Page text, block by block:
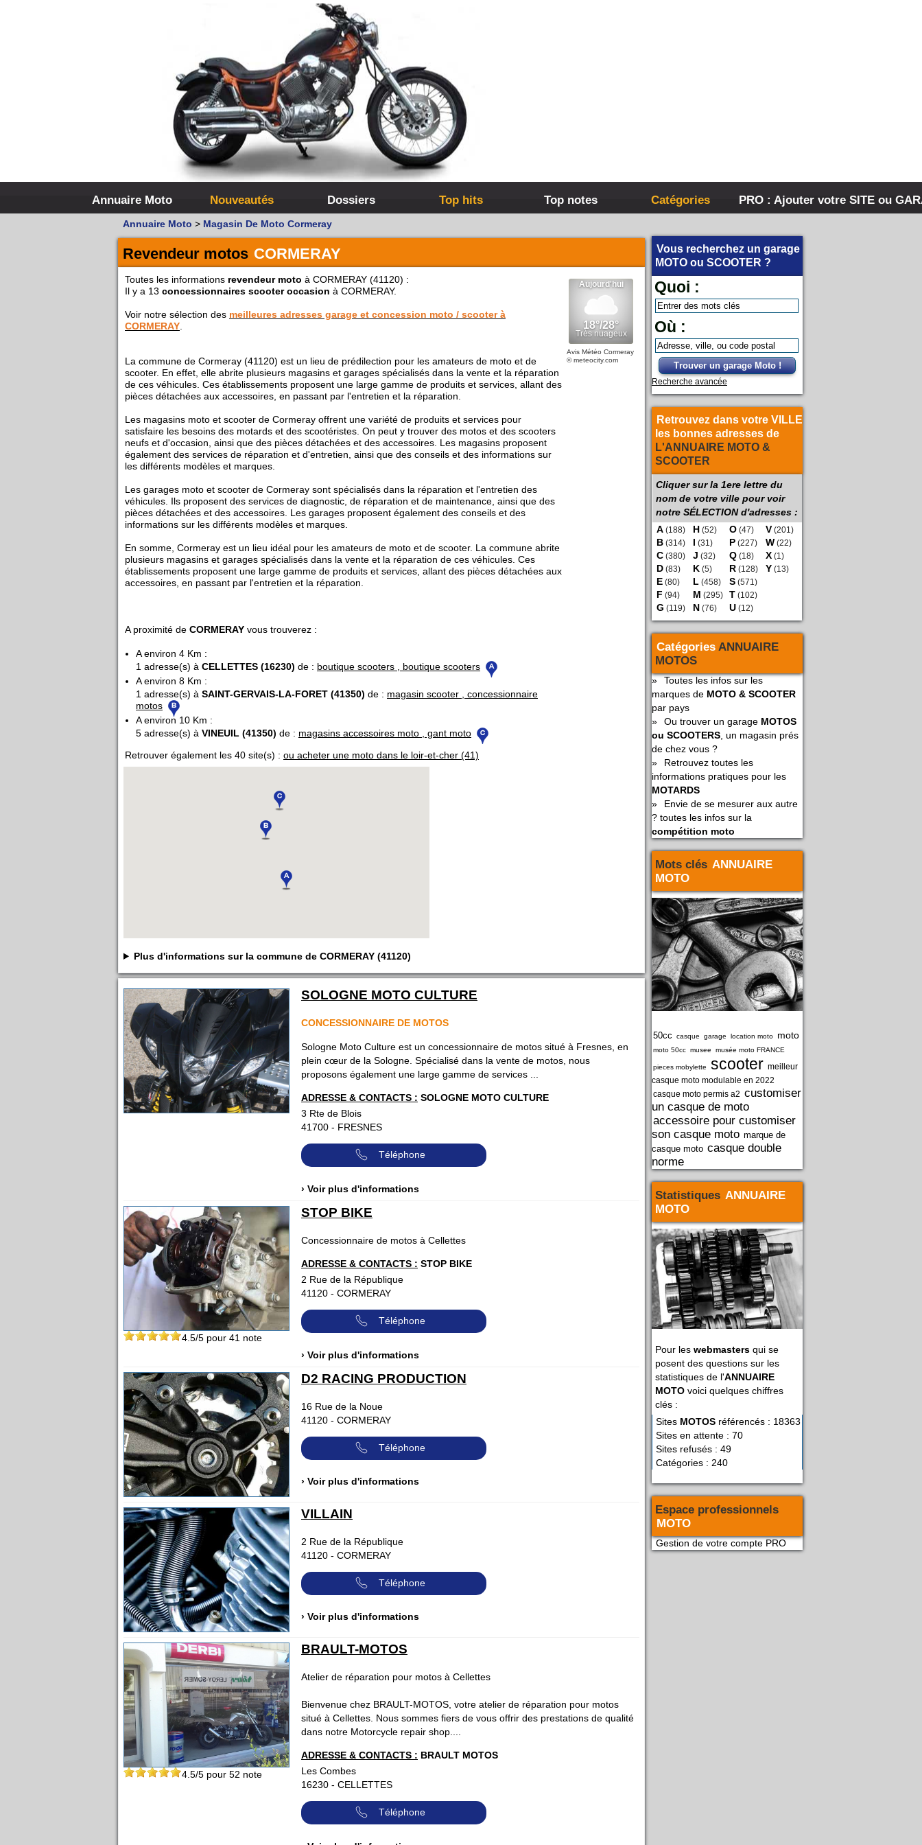
Annuaire Moto Nouveautés Dossiers Top hits Top notes Catégories PRO : Ajouter votre SITE ou
Vous recherchez un garage
MOTO ou SCOOTER ?
Quoi :
Où :
Trouver un garage Moto !
Recherche avancée
Retrouvez dans votre VILLE
les bonnes adresses de
L'ANNUAIRE MOTO &
SCOOTER
Cliquer sur la 1ere lettre du
nom de votre ville pour voir
notre SÉLECTION d'adresses :
A (188)
B (314)
C (380)
D (83)
E (80)
F (94)
G (119)
H (52)
I (31)
J (32)
K (5)
L (458)
M (295)
N (76)
O (47)
P (227)
Q (18)
R (128)
S (571)
T (102)
U (12)
V (201)
W (22)
X (1)
Y (13)
Catégories ANNUAIRE
MOTOS
»
Toutes les infos sur les
marques de MOTO & SCOOTER
par pays
»
Ou trouver un garage MOTOS
ou SCOOTERS , un magasin prés
de chez vous ?
»
Retrouvez toutes les
informations pratiques pour les
MOTARDS
»
Envie de se mesurer aux autre
? toutes les infos sur la
compétition moto
Mots clés ANNUAIRE
MOTO
50cc casque garage location moto moto
moto 50cc musee musée moto FRANCE
pieces mobylette scooter meilleur
casque moto modulable en 2022
casque moto permis a2 customiser
un casque de moto
accessoire pour customiser
son casque moto marque de
casque moto casque double
norme
Statistiques ANNUAIRE
MOTO
Pour les webmasters qui se
posent des questions sur les
statistiques de l'ANNUAIRE
MOTO voici quelques chiffres
clés :
Sites MOTOS référencés : 18363
Sites en attente : 70
Sites refusés : 49
Catégories : 240
Espace professionnels
MOTO
Gestion de votre compte PRO
Annuaire Moto > Magasin De Moto Cormeray
Revendeur motos CORMERAY
Toutes les informations revendeur moto à CORMERAY (41120) :
Il y a 13 concessionnaires scooter occasion à CORMERAY.
Voir notre sélection des meilleures adresses garage et concession moto / scooter à
CORMERAY
La commune de Cormeray (41120) est un lieu de prédilection pour les amateurs de moto et de
scooter. En effet, elle abrite plusieurs magasins et garages spécialisés dans la vente et la réparation
de ces véhicules. Ces établissements proposent une large gamme de produits et services, allant des
pièces détachées aux accessoires, en passant par l'entretien et la réparation.
Les magasins moto et scooter de Cormeray offrent une variété de produits et services pour
satisfaire les besoins des motards et des scootéristes. On peut y trouver des motos et des scooters
neufs et d'occasion, ainsi que des pièces détachées et des accessoires. Les magasins proposent
également des services de réparation et d'entretien, ainsi que des conseils et des informations sur
les différents modèles et marques.
Les garages moto et scooter de Cormeray sont spécialisés dans la réparation et l'entretien des
véhicules. Ils proposent des services de diagnostic, de réparation et de maintenance, ainsi que des
pièces détachées et des accessoires. Les garages proposent également des conseils et des
informations sur les différents modèles et marques.
En somme, Cormeray est un lieu idéal pour les amateurs de moto et de scooter. La commune abrite
plusieurs magasins et garages spécialisés dans la vente et la réparation de ces véhicules. Ces
établissements proposent une large gamme de produits et services, allant des pièces détachées aux
accessoires, en passant par l'entretien et la réparation.
A proximité de CORMERAY vous trouverez :
A environ 4 Km :
1 adresse(s) à CELLETTES (16230) de : boutique scooters , boutique scooters
A environ 8 Km :
1 adresse(s) à SAINT-GERVAIS-LA-FORET (41350) de : magasin scooter , concessionnaire
motos
A environ 10 Km :
5 adresse(s) à VINEUIL (41350) de : magasins accessoires moto , gant moto
Retrouver également les 40 site(s) : ou acheter une moto dans le loir-et-cher (41)
Avis Météo Cormeray
© meteocity.com
Plus d'informations sur la commune de CORMERAY (41120)
SOLOGNE MOTO CULTURE
CONCESSIONNAIRE DE MOTOS
Sologne Moto Culture est un concessionnaire de motos situé à Fresnes, en
plein cœur de la Sologne. Spécialisé dans la vente de motos, nous
proposons également une large gamme de services ...
ADRESSE & CONTACTS : SOLOGNE MOTO CULTURE
3 Rte de Blois
41700 - FRESNES
Téléphone
› Voir plus d'informations
4.5/5 pour 41 note
STOP BIKE
Concessionnaire de motos à Cellettes
ADRESSE & CONTACTS : STOP BIKE
2 Rue de la République
41120 - CORMERAY
Téléphone
› Voir plus d'informations
D2 RACING PRODUCTION
16 Rue de la Noue
41120 - CORMERAY
Téléphone
› Voir plus d'informations
VILLAIN
2 Rue de la République
41120 - CORMERAY
Téléphone
› Voir plus d'informations
4.5/5 pour 52 note
BRAULT-MOTOS
Atelier de réparation pour motos à Cellettes
Bienvenue chez BRAULT-MOTOS, votre atelier de réparation pour motos
situé à Cellettes. Nous sommes fiers de vous offrir des prestations de qualité
dans notre Motorcycle repair shop....
ADRESSE & CONTACTS : BRAULT MOTOS
Les Combes
16230 - CELLETTES
Téléphone